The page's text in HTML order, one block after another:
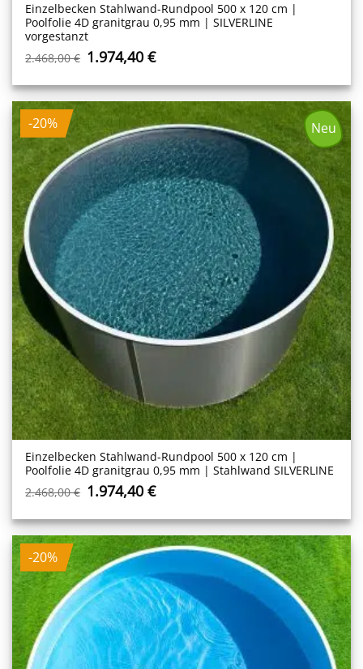
Einzelbecken Stahl­wand-Rundpool 500 x 120 cm |
Poolfolie 4D granitgrau 0,95 mm | SILVERLINE
vorgestanzt
2.468,00€ Ursprünglicher
war:
2.468,00 €
1.974,40€Aktueller
ist:
1.974,40 €.
-20% Neu
Einzelbecken Stahl­wand-Rundpool 500 x 120 cm |
Poolfolie 4D granitgrau 0,95 mm | Stahlwand SILVERLINE
2.468,00€ Ursprünglicher
war:
2.468,00 €
1.974,40€Aktueller
ist:
1.974,40 €.
-20%